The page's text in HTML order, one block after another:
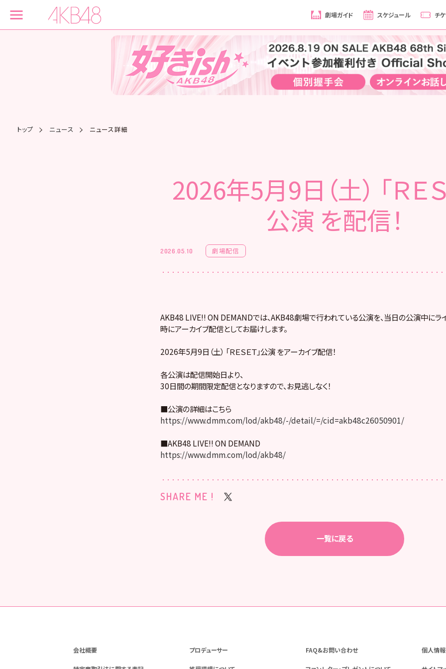
劇場ガイド スケジュール チ
トップ ニュース ニュース詳細
2026年5月9日（土） 「ＲＥＳ
公演 を配信！
2026.05.10 劇場配信
AKB48 LIVE!! ON DEMANDでは、AKB48劇場で行われている公演を、当日の公演中に
時にアーカイブ配信としてお届けします。
2026年5月9日（土） 「ＲＥＳＥＴ」公演 をアーカイブ配信！
各公演は配信開始日より、
30日間の期間限定配信となりますので、お見逃しなく！
■公演の詳細はこちら
https://www.dmm.com/lod/akb48/-/detail/=/cid=akb48c26050901/
■AKB48 LIVE!! ON DEMAND
https://www.dmm.com/lod/akb48/
SHARE ME !
一覧に戻る
会社概要 プロデューサー FAQ&お問い合わせ 個人情